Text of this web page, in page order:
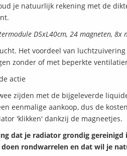
je natuurlijk rekening met de
D5xL40cm, 24 magneten,
Het voordeel van
zonder of met beperkte
actie
zijden met de bijgeleverde
eenmalige aankoop, dus de
'klikken' dankzij de magneetjes.
dat je radiator grondig
rondwarrelen en dat wil je